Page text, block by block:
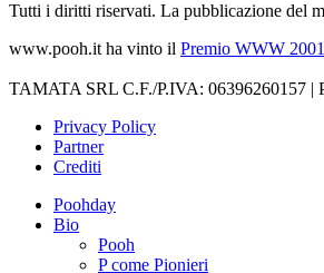
Tutti i diritti riservati. La pubblicazione del
www.pooh.it ha vinto il Premio WWW 2001
TAMATA SRL C.F./P.IVA: 06396260157 |
Privacy Policy
Partner
Crediti
Poohday
Bio
Pooh
P come Pionieri